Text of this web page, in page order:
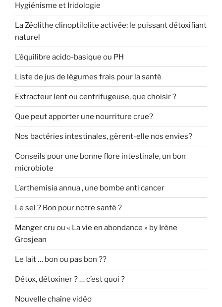
Hygiénisme et Iridologie
La Zéolithe clinoptilolite activée: le puissant détoxifiant
naturel
L’équilibre acido-basique ou PH
Liste de jus de légumes frais pour la santé
Extracteur lent ou centrifugeuse, que choisir ?
Que peut apporter une nourriture crue?
Nos bactéries intestinales, gèrent-elle nos envies?
Conseils pour une bonne flore intestinale, un bon
microbiote
L’arthemisia annua , une bombe anti cancer
Le sel ? Bon pour notre santé ?
Manger cru ou « La vie en abondance » by Irène
Grosjean
Le lait … bon ou pas bon ??
Détox, détoxiner ? … c’est quoi ?
Nouvelle chaîne vidéo